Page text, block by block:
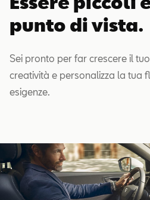
punto di vista.
Sei pronto per far crescere il
creatività e personalizza la tua
esigenze.